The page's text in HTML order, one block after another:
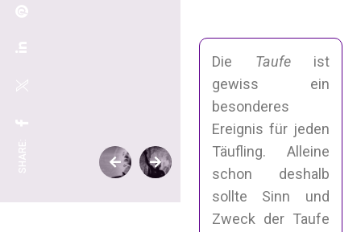
SHARE:
Die Taufe
ist
gewiss ein
besonderes
Ereignis für jeden
Täufling. Alleine
schon deshalb
sollte Sinn und
Zweck der Taufe